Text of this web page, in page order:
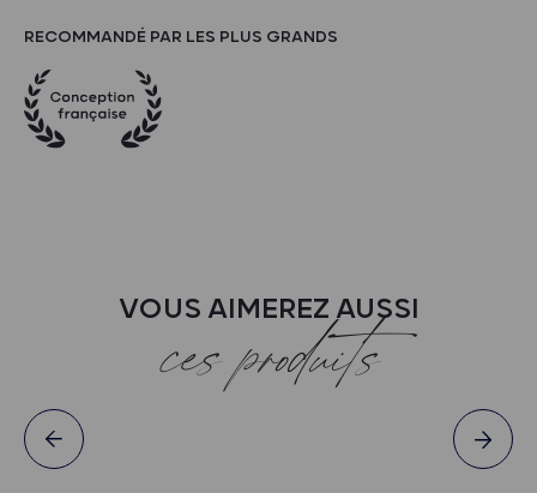
RECOMMANDÉ PAR LES PLUS GRANDS
VOUS AIMEREZ AUSSI
ces produits